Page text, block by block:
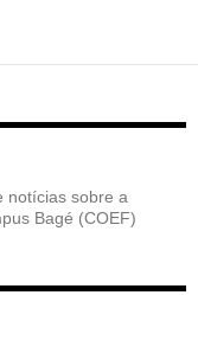
notícias sobre a
Bagé (COEF)